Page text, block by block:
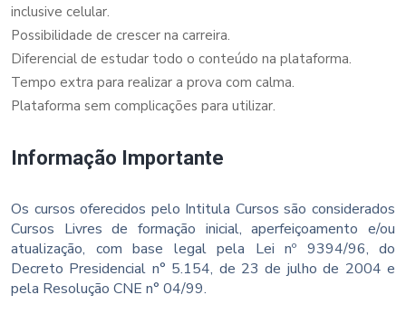
inclusive celular.
Possibilidade de crescer na carreira.
Diferencial de estudar todo o conteúdo na plataforma.
Tempo extra para realizar a prova com calma.
Plataforma sem complicações para utilizar.
Informação Importante
Os cursos oferecidos pelo Intitula Cursos são considerados
Cursos Livres de formação inicial, aperfeiçoamento e/ou
atualização, com base legal pela Lei nº 9394/96, do
Decreto Presidencial n° 5.154, de 23 de julho de 2004 e
pela Resolução CNE n° 04/99.